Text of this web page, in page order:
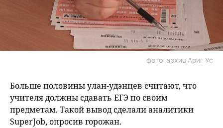
фото: архив Ариг Ус
Больше половины улан-удэнцев считают, что
учителя должны сдавать ЕГЭ по своим
предметам. Такой вывод сделали аналитики
SuperJob, опросив горожан.